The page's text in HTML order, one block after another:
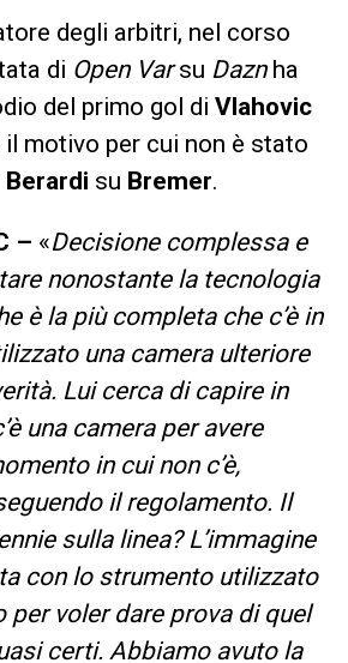
degli arbitri, nel corso
di Open Varsu Daznha
del primo gol di Vlahovic
il motivo per cui non è stato
Berardi su Bremer.
– «Decisione complessa e
nonostante la tecnologia
è la più completa che c’è in
una camera ulteriore
Lui cerca di capire in
una camera per avere
in cui non c’è,
il regolamento. Il
sulla linea? L’immagine
con lo strumento utilizzato
per voler dare prova di quel
certi. Abbiamo avuto la